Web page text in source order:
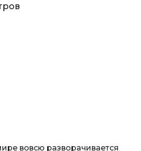
вовсю разворачивается